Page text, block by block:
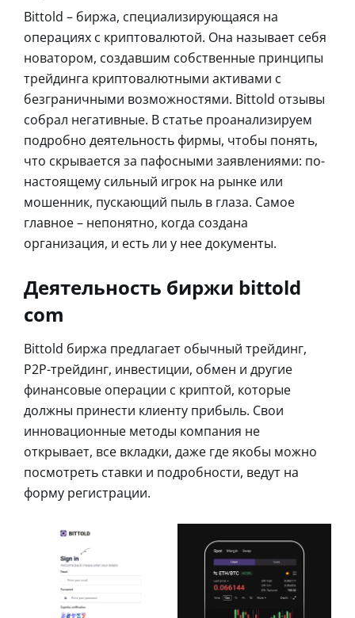
Bittold – биржа, специализирующаяся на
операциях с криптовалютой. Она называет себя
новатором, создавшим собственные принципы
трейдинга криптовалютными активами с
безграничными возможностями. Bittold отзывы
собрал негативные. В статье проанализируем
подробно деятельность фирмы, чтобы понять,
что скрывается за пафосными заявлениями: по-
настоящему сильный игрок на рынке или
мошенник, пускающий пыль в глаза. Самое
главное – непонятно, когда создана
организация, и есть ли у нее документы.
Деятельность биржи bittold
com
Bittold биржа предлагает обычный трейдинг,
P2P-трейдинг, инвестиции, обмен и другие
финансовые операции с криптой, которые
должны принести клиенту прибыль. Свои
инновационные методы компания не
открывает, все вкладки, даже где якобы можно
посмотреть ставки и подробности, ведут на
форму регистрации.